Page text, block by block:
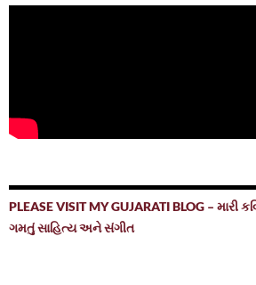
PLEASE VISIT MY GUJARATI BLOG – મારી
ગમતું સાહિત્ય અને સંગીત